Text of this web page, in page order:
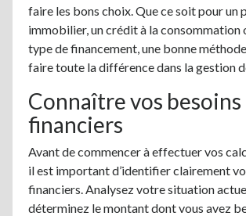
faire les bons choix. Que ce soit pour un
immobilier, un crédit à la consommation
type de financement, une bonne
faire toute la différence dans la gestion
Connaître vos besoins
financiers
Avant de commencer à effectuer vos
il est important d’identifier clairement
financiers. Analysez votre situation
déterminez le montant dont vous avez